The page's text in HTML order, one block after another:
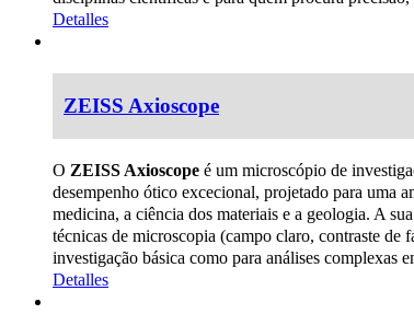
Detalles
ZEISS Axioscope
O ZEISS Axioscope é um microscópio de
desempenho ótico excecional, projetado para uma
medicina, a ciência dos materiais e a geologia. A
técnicas de microscopia (campo claro, contraste de
investigação básica como para análises complexas
Detalles